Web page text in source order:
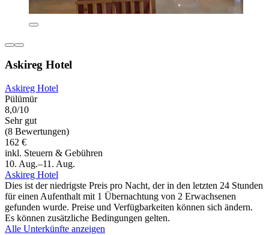
Askireg Hotel
Askireg Hotel
Pülümür
8,0/10
Sehr gut
(8 Bewertungen)
162 €
inkl. Steuern & Gebühren
10. Aug.–11. Aug.
Askireg Hotel
Dies ist der niedrigste Preis pro Nacht, der in den letzten 24 Stunden
für einen Aufenthalt mit 1 Übernachtung von 2 Erwachsenen
gefunden wurde. Preise und Verfügbarkeiten können sich ändern.
Es können zusätzliche Bedingungen gelten.
Alle Unterkünfte anzeigen